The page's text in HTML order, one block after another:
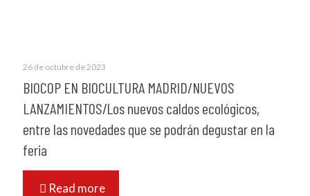
26 de octubre de 2023
BIOCOP EN BIOCULTURA MADRID/NUEVOS
LANZAMIENTOS/Los nuevos caldos ecológicos,
entre las novedades que se podrán degustar en la
feria
Read more